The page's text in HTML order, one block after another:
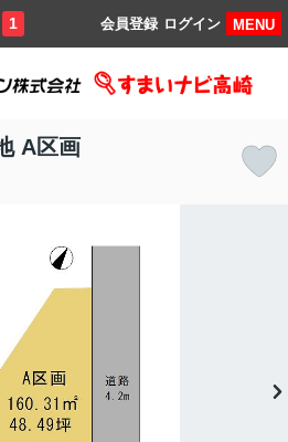
1 MENU
ログイン
会員登録
A区画